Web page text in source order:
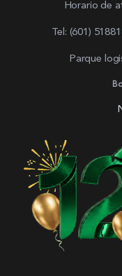
Horario de
Tel: (601)
Parque